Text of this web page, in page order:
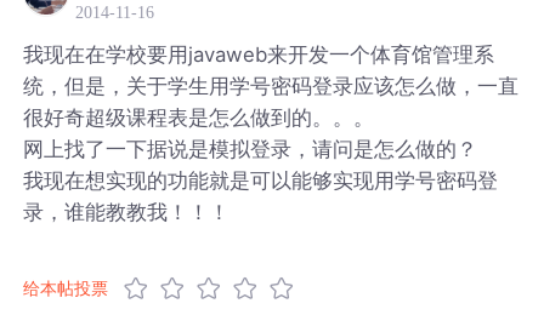
2014-11-16
我现在在学校要用javaweb来开发一个体育馆管理系
统，但是，关于学生用学号密码登录应该怎么做，一直
很好奇超级课程表是怎么做到的。。。
网上找了一下据说是模拟登录，请问是怎么做的？
我现在想实现的功能就是可以能够实现用学号密码登
录，谁能教教我！！！
给本帖投票